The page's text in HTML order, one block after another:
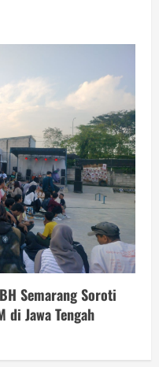
Semarang Soroti
di Jawa Tengah